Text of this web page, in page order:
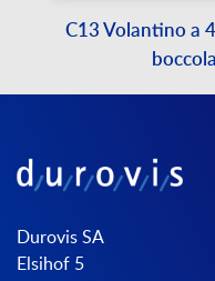
C13 Volantino a
Durovis SA
Elsihof 5